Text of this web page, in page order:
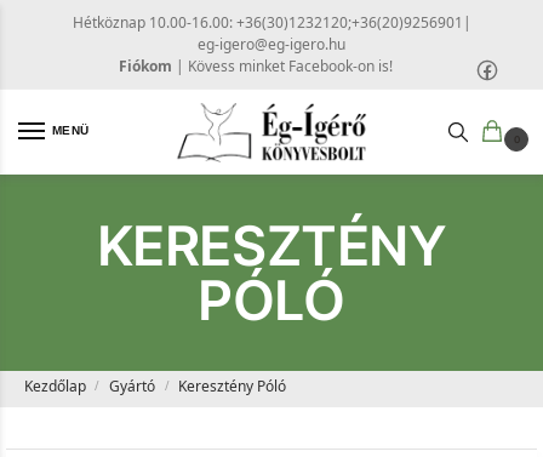
Hétköznap 10.00-16.00: +36(30)1232120;+36(20)9256901 |
eg-igero@eg-igero.hu
Fiókom | Kövess minket Facebook-on is!
MENÜ
0
KERESZTÉNY
PÓLÓ
Kezdőlap / Gyártó / Keresztény Póló